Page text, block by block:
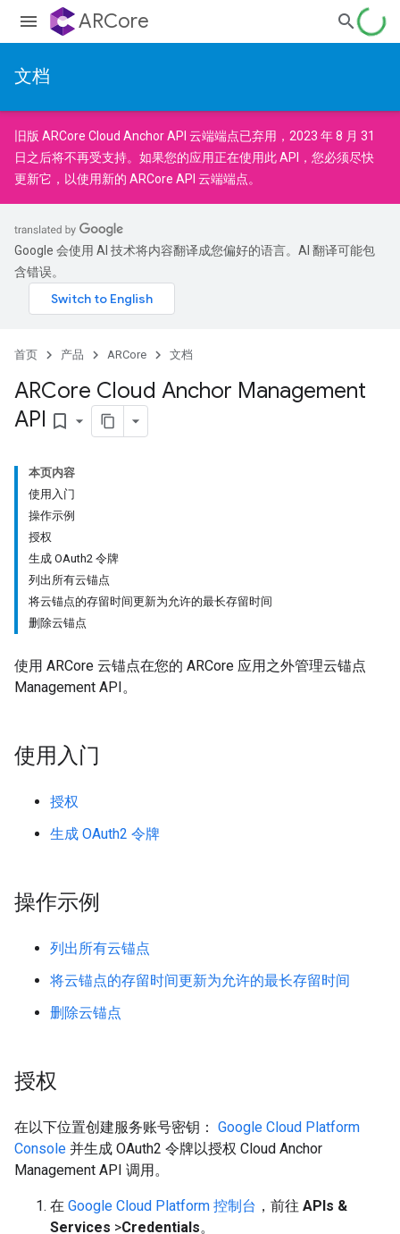
ARCore
文档
旧版 ARCore Cloud Anchor API 云端端点已弃用，2023 年 8 月 31
日之后将不再受支持。如果您的应用正在使用此 API，您必须尽快
更新它 ，以使用新的 ARCore API 云端端点。
Google 会使用 AI 技术将内容翻译成您偏好的语言。AI 翻译可能包
含错误。
首页 产品 ARCore 文档
ARCore Cloud Anchor Management
API bookmark_border
本页内容
使用入门
操作示例
授权
生成 OAuth2 令牌
列出所有云锚点
将云锚点的存留时间更新为允许的最长存留时间
删除云锚点
使用 ARCore 云锚点在您的 ARCore 应用之外管理云锚点
Management API。
使用入门
授权
生成 OAuth2 令牌
操作示例
列出所有云锚点
将云锚点的存留时间更新为允许的最长存留时间
删除云锚点
授权
在以下位置创建服务账号密钥： Google Cloud Platform
Console 并生成 OAuth2 令牌以授权 Cloud Anchor
Management API 调用。
在 Google Cloud Platform 控制台 ，前往 APIs &
Services >Credentials。